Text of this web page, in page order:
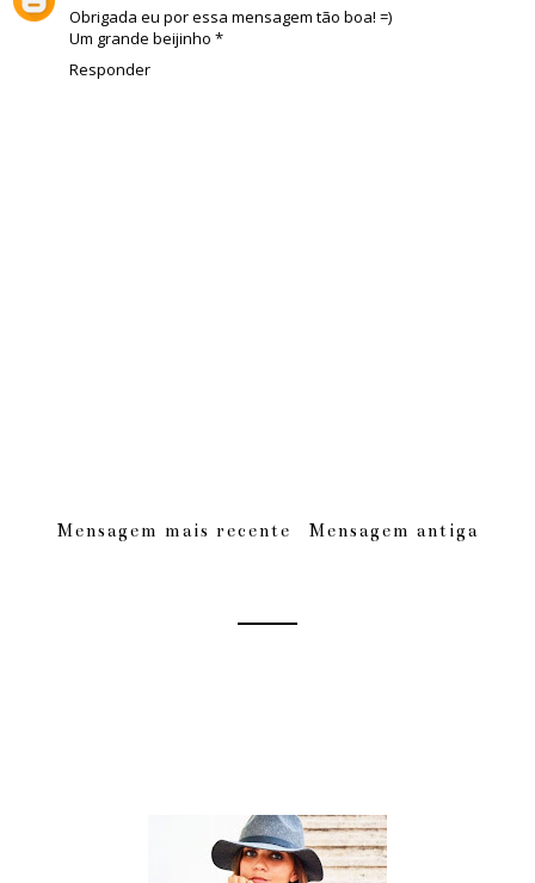
Obrigada eu por essa mensagem tão boa! =)
Um grande beijinho *
Responder
Mensagem mais recente Mensagem antiga